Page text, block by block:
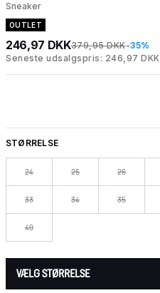
Sneaker
OUTLET
246,97 DKK379,95 DKK-35%
Seneste udsalgspris: 246,97 DKK
STØRRELSE
24 25 26
33 34 35
40
VÆLG STØRRELSE